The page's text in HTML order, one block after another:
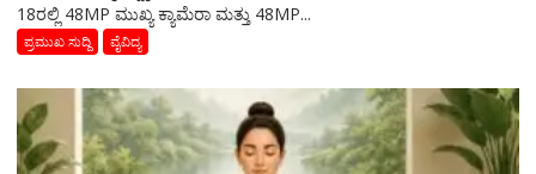
18ರಲ್ಲಿ 48MP ಮುಖ್ಯ ಕ್ಯಾಮೆರಾ ಮತ್ತು 48MP...
ಪ್ರಮುಖ ಸುದ್ದಿ ವೈವಿದ್ಯ